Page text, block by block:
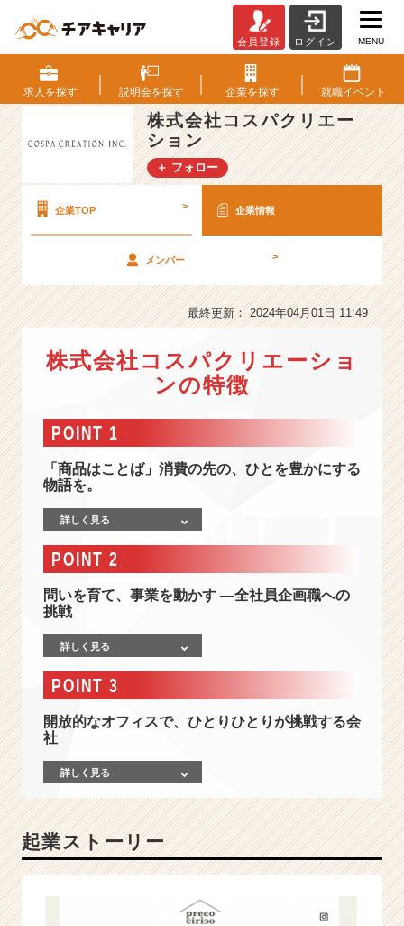
式
会
社
コ
ス
パ
ク
ー
シ
社
情
報
C
市
る
品
を
つ
企
を
に、
さ
会員登録 ログイン MENU
求人を探す 説明会を探す 企業を探す 就職イベント
株式会社コスパクリエー
ション
＋ フォロー
企業TOP > 企業情報
メンバー >
最終更新： 2024年04月01日 11:49
株式会社コスパクリエーショ
ンの特徴
POINT 1
「商品はことば」消費の先の、ひとを豊かにする
物語を。
詳しく見る
POINT 2
問いを育て、事業を動かす ―全社員企画職への
挑戦
詳しく見る
POINT 3
開放的なオフィスで、ひとりひとりが挑戦する会
社
詳しく見る
起業ストーリー